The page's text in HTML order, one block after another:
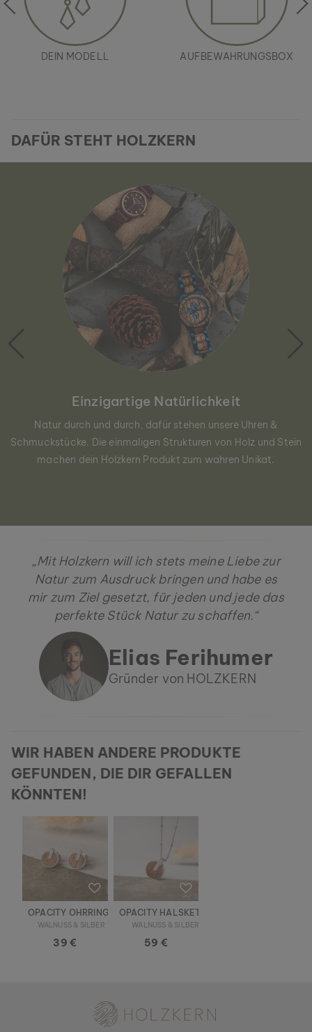
DEIN MODELL AUFBEWAHRUNGSBOX
DAFÜR STEHT HOLZKERN
Einzigartige Natürlichkeit
Natur durch und durch, dafür stehen unsere Uhren &
Schmuckstücke. Die einmaligen Strukturen von Holz und Stein
machen dein Holzkern Produkt zum wahren Unikat.
„Mit Holzkern will ich stets meine Liebe zur
Natur zum Ausdruck bringen und habe es
mir zum Ziel gesetzt, für jeden und jede das
perfekte Stück Natur zu schaffen.“
Elias Ferihumer
Gründer von HOLZKERN
WIR HABEN ANDERE PRODUKTE
GEFUNDEN, DIE DIR GEFALLEN
KÖNNTEN!
OPACITY OHRRINGE
WALNUSS & SILBER
39 €
OPACITY HALSKETTE
WALNUSS & SILBER
59 €